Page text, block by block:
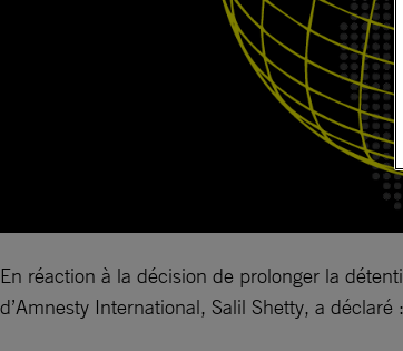
En réaction à la décision de prolonger la
d’Amnesty International, Salil Shetty, a déclaré :